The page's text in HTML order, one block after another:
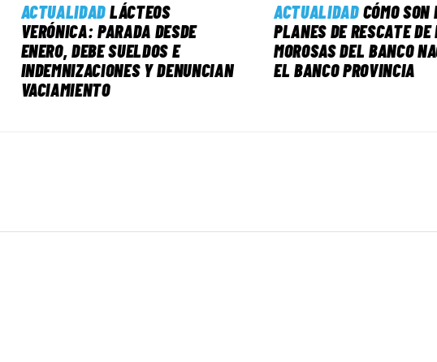
ACTUALIDADLÁCTEOS
VERÓNICA: PARADA DESDE
ENERO, DEBE SUELDOS E
INDEMNIZACIONES Y DENUNCIAN
VACIAMIENTO
ACTUALIDAD CÓMO SON
PLANES DE RESCATE
MOROSAS DEL BANCO
EL BANCO PROVINCIA